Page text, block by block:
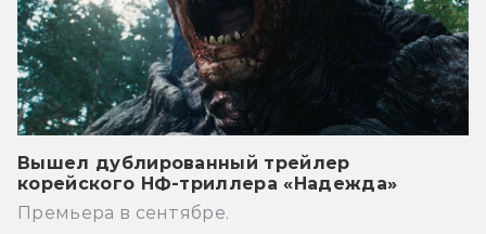
Вышел дублированный трейлер
корейского НФ-триллера «Надежда»
Премьера в сентябре.